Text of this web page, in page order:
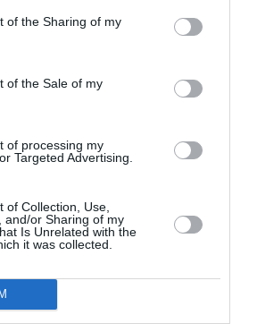
of the Sharing of my
of the Sale of my
of processing my
Targeted Advertising.
of Collection, Use,
and/or Sharing of my
Is Unrelated with the
it was collected.
Η Ελλάδα μέσα από
Έκθεση στο
Μουσείο Πάνου &
Πειρατής» &